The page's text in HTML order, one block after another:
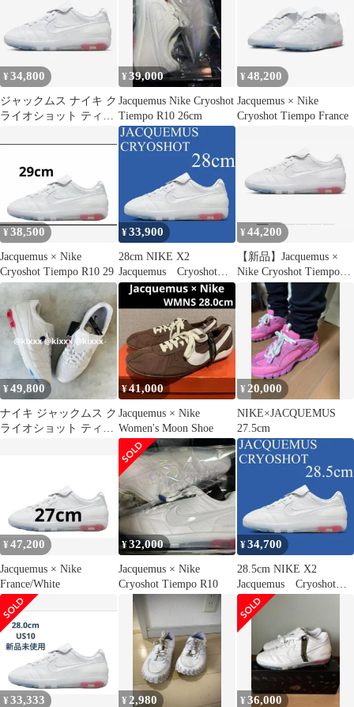
¥34,800
ジャックムス ナイキ ク
ライオショット ティエ
¥39,000
Jacquemus Nike Cryoshot
Tiempo R10 26cm
¥48,200
Jacquemus × Nike
Cryoshot Tiempo France
¥38,500
Jacquemus × Nike
Cryoshot Tiempo R10 29
¥33,900
28cm NIKE X2
Jacquemus Cryoshot
Tiempo
¥44,200
【新品】Jacquemus ×
Nike Cryoshot Tiempo
¥49,800
ナイキ ジャックムス ク
ライオショット ティエ
¥41,000
Jacquemus × Nike
Women's Moon Shoe
¥ 20,000
NIKE×JACQUEMUS
27.5cm
¥47,200
Jacquemus × Nike
France/White
¥32,000
Jacquemus × Nike
Cryoshot Tiempo R10
¥34,700
28.5cm NIKE X2
Jacquemus Cryoshot
Tiempo
¥33,333 ¥ 2,980 ¥36,000